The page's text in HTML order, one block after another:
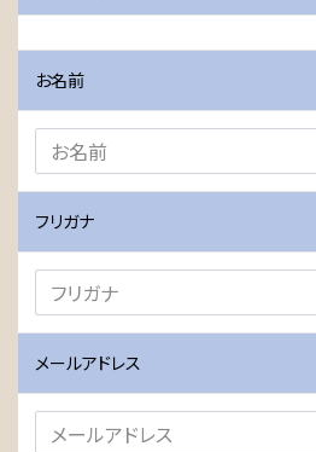
お名前
フリガナ
メールアドレス